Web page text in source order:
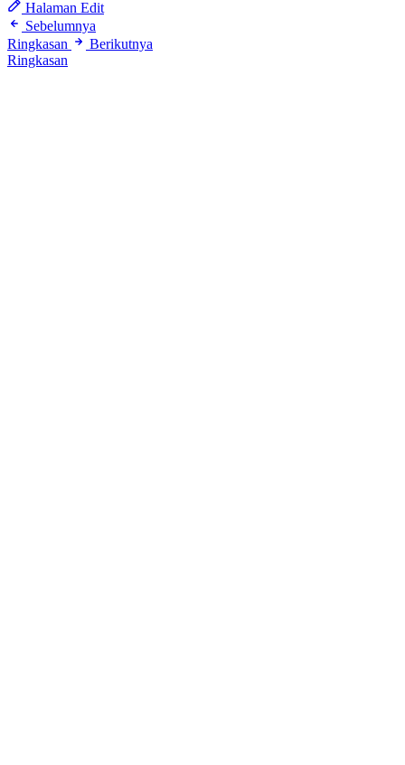
Halaman Edit
Sebelumnya
Ringkasan
Berikutnya
Ringkasan